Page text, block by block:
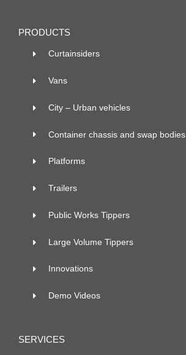
PRODUCTS
Curtainsiders
Vans
City – Urban vehicles
Container chassis and swap bodies
Platforms
Trailers
Public Works Tippers
Large Volume Tippers
Innovations
Demo Videos
SERVICES